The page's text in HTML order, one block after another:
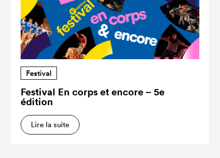
Festival
Festival En corps et encore – 5e
édition
Lire la suite